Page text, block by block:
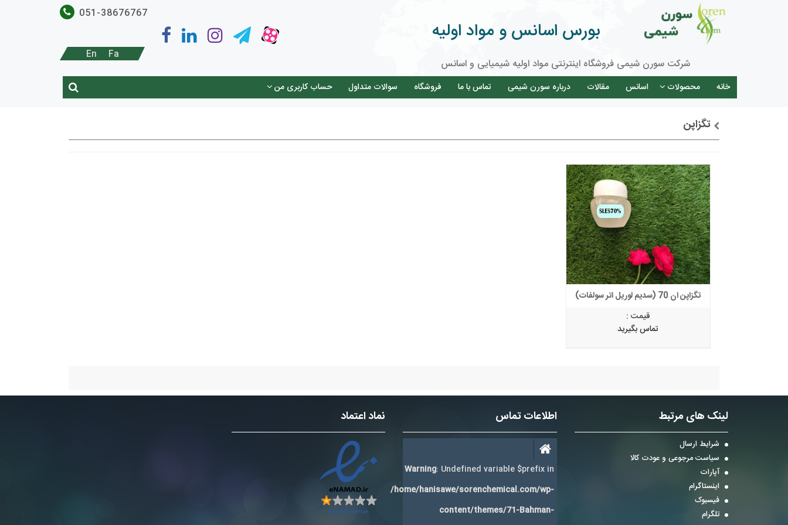
بورس اسانس و مواد اولیه
شرکت سورن شیمی فروشگاه اینترنتی مواد اولیه شیمیایی و اسانس
051-38676767
Fa
En
خانه محصولات اسانس مقالات درباره سورن شیمی تماس با ما فروشگاه سوالات متداول حساب کاربری من
تگزاپن
تگزاپن ان 70 (سدیم لوریل اتر سولفات)
قیمت :
تماس بگیرید
لینک های مرتبط
شرایط ارسال
سیاست مرجوعی و عودت کالا
آپارات
اینستاگرام
فیسبوک
تلگرام
اطلاعات تماس
Warning: Undefined variable $prefix in
/home/hanisawe/sorenchemical.com/wp-
content/themes/71-Bahman-
نماد اعتماد